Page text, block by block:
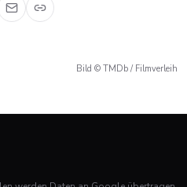
Bild © TMDb / Filmverleih